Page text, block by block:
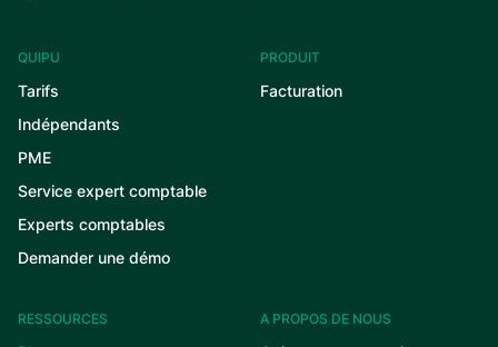
QUIPU
Tarifs
Indépendants
PME
Service expert comptable
Experts comptables
Demander une démo
PRODUIT
Facturation
RESSOURCES A PROPOS DE NOUS